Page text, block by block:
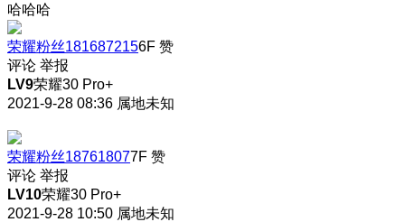
哈哈哈
荣耀粉丝1816872156F 赞
评论 举报
LV9荣耀30 Pro+
2021-9-28 08:36 属地未知
荣耀粉丝187618077F 赞
评论 举报
LV10荣耀30 Pro+
2021-9-28 10:50 属地未知